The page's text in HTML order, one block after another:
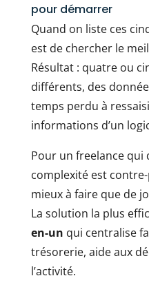
pour démarrer
Quand on liste ces
est de chercher le
Résultat : quatre ou
différents, des
temps perdu à
informations d’un
Pour un freelance qui
complexité est
mieux à faire que de
La solution la plus
en-un qui centralise
trésorerie, aide aux
l’activité.